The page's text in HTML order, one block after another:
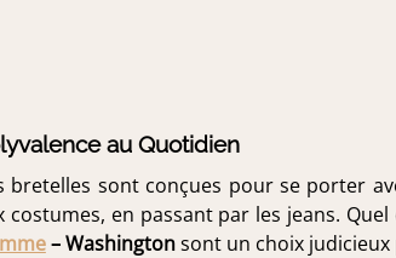
au Quotidien
bretelles sont conçues pour se porter
costumes, en passant par les jeans.
– Washingtonsont un choix judicieux